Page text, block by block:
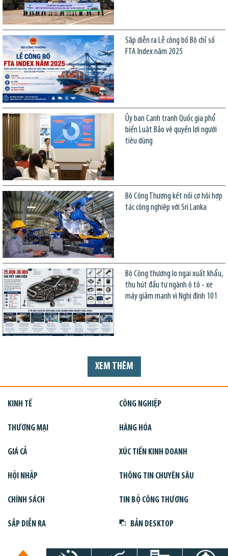
Sắp diễn ra Lễ công bố Bộ chỉ số
FTA Index năm 2025
Ủy ban Cạnh tranh Quốc gia phổ
biến Luật Bảo vệ quyền lợi người
tiêu dùng
Bộ Công Thương kết nối cơ hội hợp
tác công nghiệp với Sri Lanka
Bộ Công thương lo ngại xuất khẩu,
thu hút đầu tư ngành ô tô - xe
máy giảm mạnh vì Nghị định 101
XEM THÊM
KINH TẾ CÔNG NGHIỆP
THƯƠNG MẠI HÀNG HÓA
GIÁ CẢ XÚC TIẾN KINH DOANH
HỘI NHẬP THÔNG TIN CHUYÊN SÂU
CHÍNH SÁCH TIN BỘ CÔNG THƯƠNG
SẮP DIỄN RA BẢN DESKTOP